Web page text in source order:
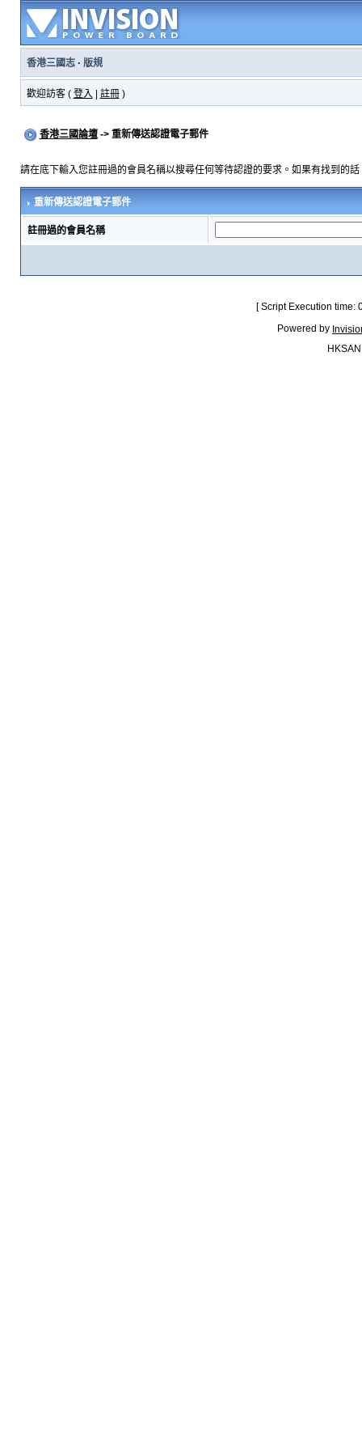
香港三國志· 版規
歡迎訪客 ( 登入 註冊)
香港三國論壇-> 重新傳送認證電子郵件
請在底下輸入您註冊過的會員名稱以搜尋任何等待認證的要求。如果有找到的
重新傳送認證電子郵件
註冊過的會員名稱
[ Script Execution
Powered by